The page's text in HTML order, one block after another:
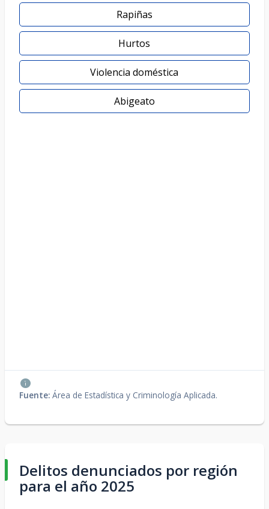
Rapiñas
Hurtos
Violencia doméstica
Abigeato
Fuente: Área de Estadística y Criminología Aplicada.
Delitos denunciados por región
para el año 2025